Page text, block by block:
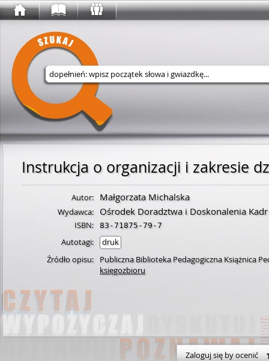
Wyszukaj w serwisie
Instrukcja o organizacji i zakresie
Autor: Małgorzata Michalska
Wydawca: Ośrodek Doradztwa i Doskonalenia Kadr
ISBN: 83-71875-79-7
Autotagi:
druk
Źródło opisu:
Publiczna Biblioteka Pedagogiczna Książnica
księgozbioru
Zaloguj się by ocenić